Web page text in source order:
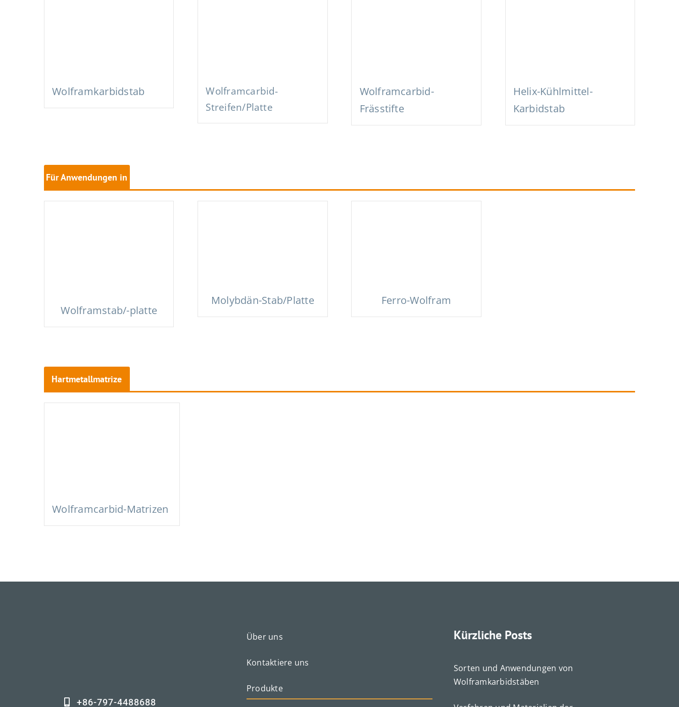
Wolframkarbidstab
Wolframcarbid-
Streifen/Platte
Wolframcarbid-
Frässtifte
Helix-Kühlmittel-
Karbidstab
Für Anwendungen in
der Stahlherstellung
Wolframstab/-platte
Molybdän-Stab/Platte Ferro-Wolfram
Hartmetallmatrize
Wolframcarbid-Matrizen
+86-797-4488688
Über uns
Kontaktiere uns
Produkte
Kürzliche Posts
Sorten und Anwendungen von
Wolframkarbidstäben
Español de México
Čeština
Português do Brasil